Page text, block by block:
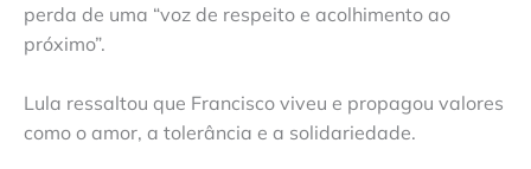
perda de uma “voz de respeito e acolhimento ao
próximo”.
Lula ressaltou que Francisco viveu e propagou valores
como o amor, a tolerância e a solidariedade.